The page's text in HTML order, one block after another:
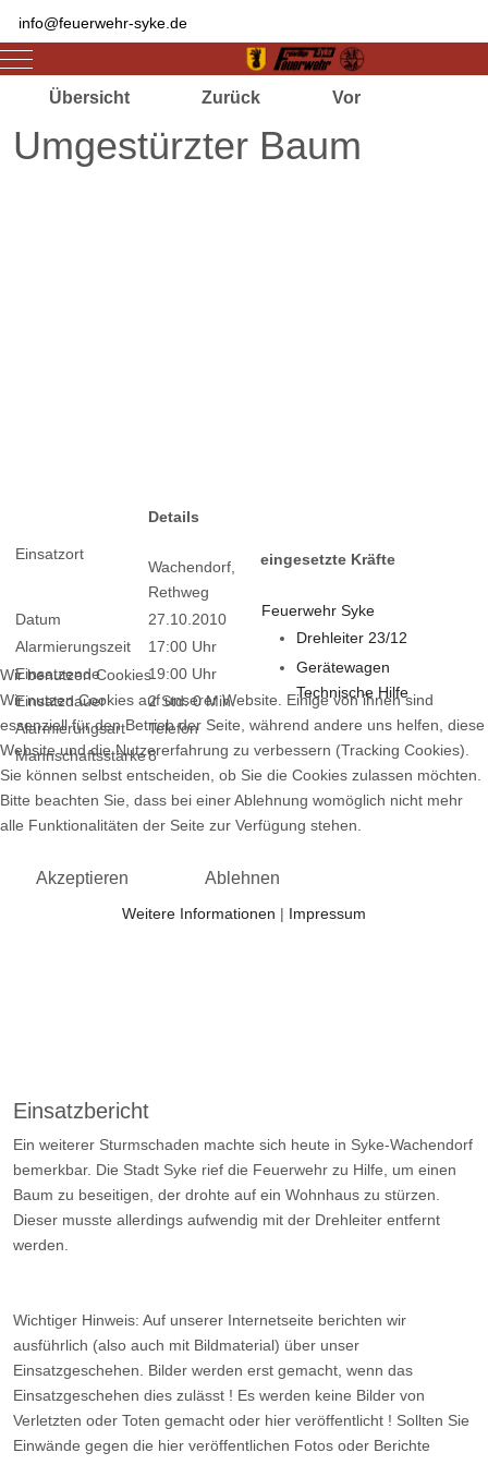
info@feuerwehr-syke.de
Mobile Menu Toggle
Übersicht Zurück Vor
Umgestürzter Baum
Einsatzort
Details
Wachendorf,
Rethweg
Datum
27.10.2010
Alarmierungszeit
17:00 Uhr
Einsatzende
19:00 Uhr
Einsatzdauer
2 Std. 0 Min.
Alarmierungsart
Telefon
Mannschaftsstärke8
eingesetzte Kräfte
Feuerwehr Syke
Drehleiter 23/12
Gerätewagen
Technische Hilfe
Einsatzbericht
Ein weiterer Sturmschaden machte sich heute in Syke-Wachendorf
bemerkbar. Die Stadt Syke rief die Feuerwehr zu Hilfe, um einen
Baum zu beseitigen, der drohte auf ein Wohnhaus zu stürzen.
Dieser musste allerdings aufwendig mit der Drehleiter entfernt
werden.
Wichtiger Hinweis: Auf unserer Internetseite berichten wir
ausführlich (also auch mit Bildmaterial) über unser
Einsatzgeschehen. Bilder werden erst gemacht, wenn das
Einsatzgeschehen dies zulässt ! Es werden keine Bilder von
Verletzten oder Toten gemacht oder hier veröffentlicht ! Sollten Sie
Einwände gegen die hier veröffentlichen Fotos oder Berichte
Wir benutzen Cookies
Wir nutzen Cookies auf unserer Website. Einige von ihnen sind
essenziell für den Betrieb der Seite, während andere uns helfen, diese
Website und die Nutzererfahrung zu verbessern (Tracking Cookies).
Sie können selbst entscheiden, ob Sie die Cookies zulassen möchten.
Bitte beachten Sie, dass bei einer Ablehnung womöglich nicht mehr
alle Funktionalitäten der Seite zur Verfügung stehen.
Akzeptieren Ablehnen
Weitere Informationen | Impressum